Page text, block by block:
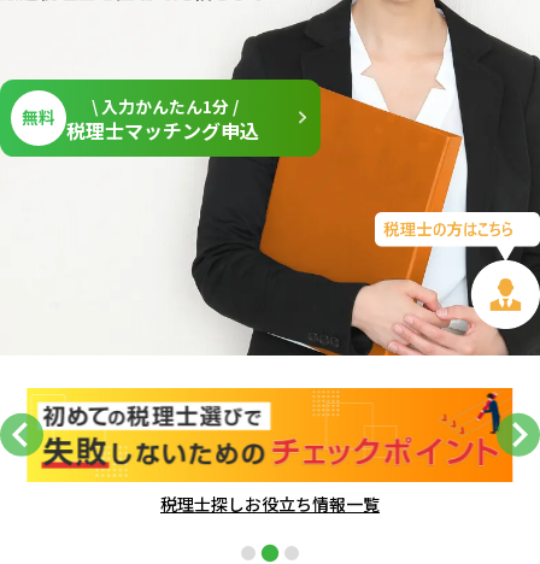
無料 \ 入力かんたん1分 /
税理士マッチング申込
税理士探しお役立ち情報一覧